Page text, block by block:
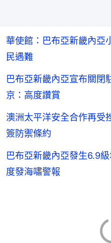
華使館：巴布亞新畿內
民遇難
巴布亞新畿內亞宣布關
京：高度讚賞
澳洲太平洋安全合作再
簽防禦條約
巴布亞新畿內亞發生6.9
度發海嘯警報